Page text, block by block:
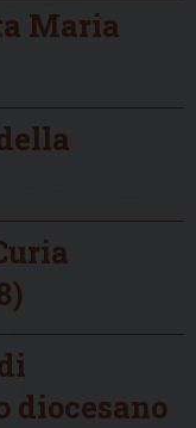
Maria
diocesano